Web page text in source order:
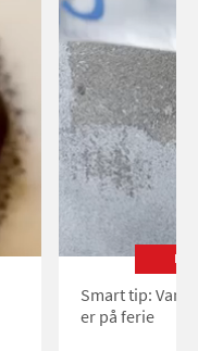
Smart tip:
er på ferie